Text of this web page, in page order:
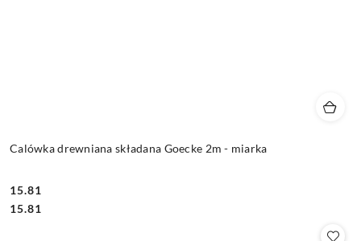
Calówka drewniana składana Goecke 2m - miarka
Cena:
15.81
Cena:
15.81